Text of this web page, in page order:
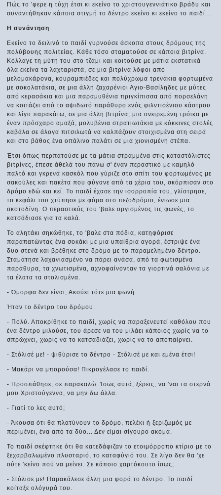
Πώς το 'φερε η τύχη έτσι κι εκείνο το χριστουγεννιάτικο βράδυ και
συναντήθηκαν κάποια στιγμή το δέντρο εκείνο κι εκείνο το παιδί...
H συνάντηση
Εκείνο το δειλινό το παιδί γυρνούσε άσκοπα στους δρόμους της
πολύβουης πολιτείας. Κάθε τόσο σταματούσε σε κάποια βιτρίνα.
Κόλλαγε τη μύτη του στο τζάμι και κοιτούσε με μάτια εκστατικά
όλα εκείνα τα λαχταριστά, σε μια βιτρίνα λόφοι από
μελομακάρονα, κουραμπιέδες και πολύχρωμα τρενάκια φορτωμένα
με σοκολατάκια, σε μια άλλη ζαχαρένιοι Αγιο-Βασίληδες με μύτες
από κερασάκια και μια παραμυθένια πριγκίπισσα από πορσελάνη
να κοιτάζει από το αψιδωτό παράθυρο ενός φιλντισένιου κάστρου
και λίγο παρακάτω, σε μια άλλη βιτρίνα, μια ονειρεμένη τρόικα με
έναν πρόσχαρο αμαξά, μολυβένια στρατιωτάκια με κόκκινες στολές
καβάλα σε άλογα πιτσιλωτά να καλπάζουν στοιχισμένα στη σειρά
και στο βάθος ένα οπάλινο παλάτι σε μια χιονισμένη στέπα.
Έτσι όπως περπατούσε με τα μάτια στραμμένα στις καταστόλιστες
βιτρίνες, έπεσε άθελά του πάνω σ' έναν περαστικό με καμηλό
παλτό και γκρενά κασκόλ που γύριζε στο σπίτι του φορτωμένος με
σακούλες και πακέτα που φύγανε από τα χέρια του, σκόρπισαν στο
δρόμο εδώ και κεί. Το παιδί έχασε την ισορροπία του, γλίστρησε,
το κεφάλι του χτύπησε με φόρα στο πεζοδρόμιο, ένιωσε μια
σκοτοδίνη. Ο περαστικός του 'βαλε οργισμένος τις φωνές, το
κατσάδιασε για τα καλά.
Το αλητάκι σηκώθηκε, το 'βαλε στα πόδια, κατηφόρισε
παραπατώντας ένα σοκάκι με μια υπαίθρια αγορά, έστριψε ένα
δυο στενά και βρέθηκε στο δρόμο με το παραμελημένο δέντρο.
Σταμάτησε λαχανιασμένο να πάρει ανάσα, από τα φωτισμένα
παράθυρα, τα χνωτισμένα, αχνοφαίνονταν τα γιορτινά σαλόνια με
τα έλατα τα στολισμένα.
- Όμορφα δεν είναι; Ακούει τότε μια φωνή.
Ήταν το δέντρο του δρόμου.
- Πολύ. Αποκρίθηκε το παιδί, χωρίς να παραξενευτεί καθόλου που
ένα δέντρο μιλούσε, του άρεσε να του μιλάει κάποιος χωρίς να το
σπρώχνει, χωρίς να το κατσαδιάζει, χωρίς να το αποπαίρνει.
- Στόλισέ με! - ψιθύρισε το δέντρο - Στόλισέ με και εμένα έτσι!
- Μακάρι να μπορούσα! Πικρογέλασε το παιδί.
- Προσπάθησε, σε παρακαλώ. Ίσως αυτά, ξέρεις, να 'ναι τα στερνά
μου Χριστούγεννα, να μην δω άλλα.
- Γιατί το λες αυτό;
- Άκουσα ότι θα πλατύνουν το δρόμο, πελέκι ή ξεριζωμός με
περιμένει, ένα από τα δύο... Δεν είμαι σίγουρο ακόμα.
Το παιδί σκέφτηκε ότι θα κατεδάφιζαν το ετοιμόρροπο κτίριο με το
ξεχαρβαλωμένο πλυσταριό, το καταφύγιό του. Σε λίγο δεν θα 'χε
ούτε 'κείνο πού να μείνει. Σε κάποιο χαρτόκουτο ίσως;
- Στόλισε με! Παρακάλεσε άλλη μια φορά το δέντρο. Το παιδί
κοίταξε ολόγυρά του.